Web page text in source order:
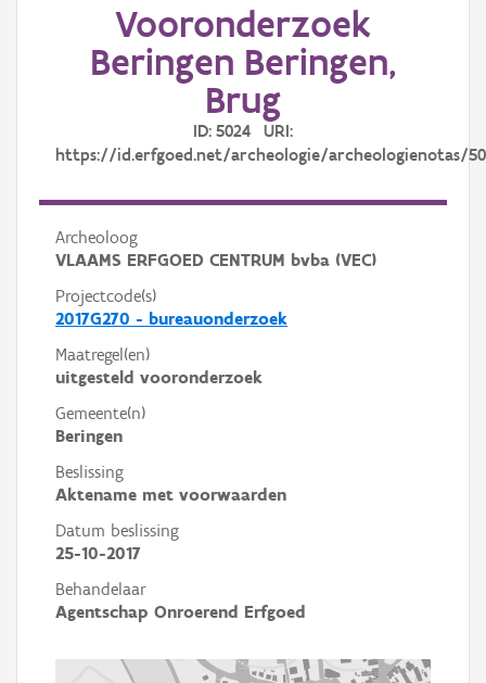
Vooronderzoek
Beringen Beringen,
Brug
ID: 5024 URI:
https://id.erfgoed.net/archeologie/archeologienotas/
Archeoloog
VLAAMS ERFGOED CENTRUM bvba (VEC)
Projectcode(s)
2017G270 - bureauonderzoek
Maatregel(en)
uitgesteld vooronderzoek
Gemeente(n)
Beringen
Beslissing
Aktename met voorwaarden
Datum beslissing
25-10-2017
Behandelaar
Agentschap Onroerend Erfgoed